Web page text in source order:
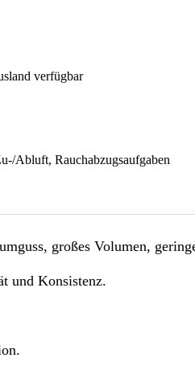
verfügbar
Abluft, Rauchabzugsaufgaben
großes Volumen,
und Konsistenz.